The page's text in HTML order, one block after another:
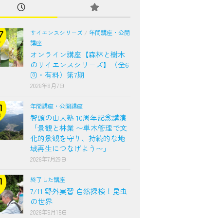
サイエンスシリーズ / 年間講座・公開
講座
オンライン講座【森林と樹木
のサイエンスシリーズ】（全6
回・有料）第7期
2026年8月7日
年間講座・公開講座
智頭の山人塾 10周年記念講演
「景観と林業 〜単木管理で文
化的景観を守り、持続的な地
域再生につなげよう〜」
2026年7月29日
終了した講座
7/11 野外実習 自然探検！昆虫
の世界
2026年5月15日